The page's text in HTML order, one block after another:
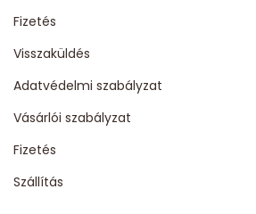
Fizetés
Visszaküldés
Adatvédelmi szabályzat
Vásárlói szabályzat
Fizetés
Szállítás